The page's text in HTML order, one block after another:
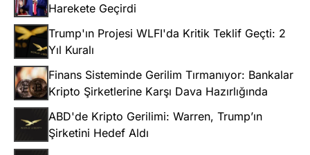
Harekete Geçirdi
Trump'ın Projesi WLFI'da Kritik Teklif Geçti: 2
Yıl Kuralı
Finans Sisteminde Gerilim Tırmanıyor: Bankalar
Kripto Şirketlerine Karşı Dava Hazırlığında
ABD'de Kripto Gerilimi: Warren, Trump’ın
Şirketini Hedef Aldı